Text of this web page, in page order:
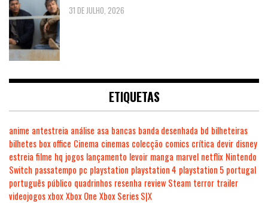
31 DE JULHO, 2026
ETIQUETAS
anime antestreia análise asa bancas banda desenhada bd bilheteiras
bilhetes box office Cinema cinemas colecção comics crítica devir disney
estreia filme hq jogos lançamento levoir manga marvel netflix Nintendo
Switch passatempo pc playstation playstation 4 playstation 5 portugal
português público quadrinhos resenha review Steam terror trailer
videojogosxboxXbox One Xbox Series S|X